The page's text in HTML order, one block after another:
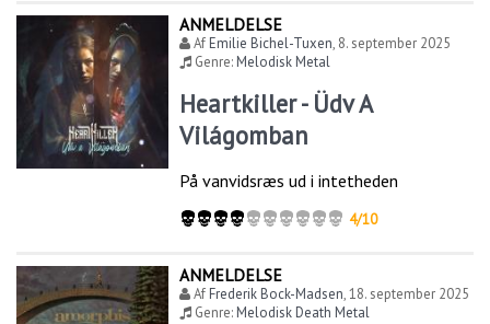
ANMELDELSE
AfEmilie Bichel-Tuxen, 8. september 2025
Genre:Melodisk Metal
Heartkiller - Üdv A
Világomban
På vanvidsræs ud i intetheden
4/10
ANMELDELSE
AfFrederik Bock-Madsen,18. september 2025
Genre:Melodisk Death Metal